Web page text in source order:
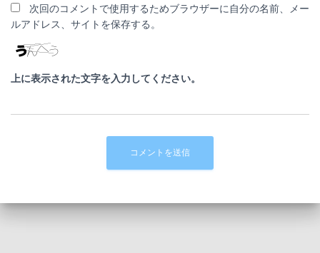
次回のコメントで使用するためブラウザーに自分の名前、メー
ルアドレス、サイトを保存する。
上に表示された文字を入力してください。